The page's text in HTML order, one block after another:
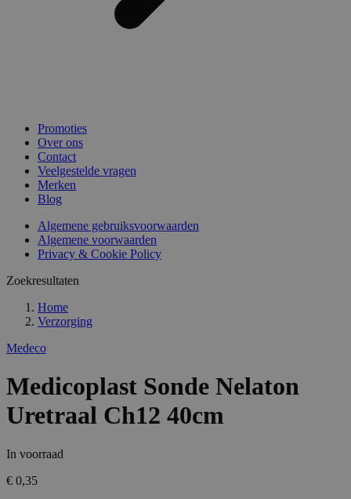
Promoties
Over ons
Contact
Veelgestelde vragen
Merken
Blog
Algemene gebruiksvoorwaarden
Algemene voorwaarden
Privacy & Cookie Policy
Zoekresultaten
Home
Verzorging
Medeco
Medicoplast Sonde Nelaton
Uretraal Ch12 40cm
In voorraad
€ 0,35